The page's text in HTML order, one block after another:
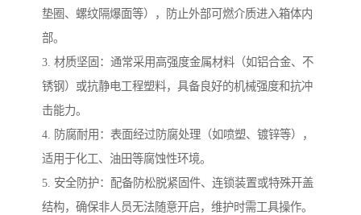
垫圈、螺纹隔爆面等），防止外部可燃介质进入箱体内
部。
3. 材质坚固：通常采用高强度金属材料（如铝合金、不
锈钢）或抗静电工程塑料，具备良好的机械强度和抗冲
击能力。
4. 防腐耐用：表面经过防腐处理（如喷塑、镀锌等），
适用于化工、油田等腐蚀性环境。
5. 安全防护：配备防松脱紧固件、连锁装置或特殊开盖
结构，确保非人员无法随意开启，维护时需工具操作。